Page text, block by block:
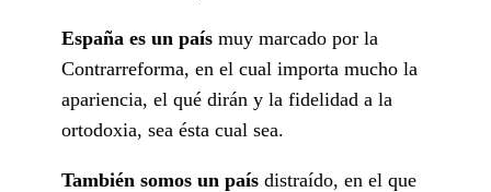
España es un país muy marcado por la
Contrarreforma, en el cual importa mucho la
apariencia, el qué dirán y la fidelidad a la
ortodoxia, sea ésta cual sea.
También somos un país distraído, en el que